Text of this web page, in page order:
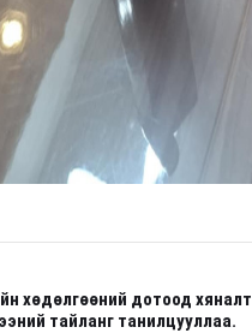
хөдөлгөөний дотоод хяналт
тайланг танилцууллаа.